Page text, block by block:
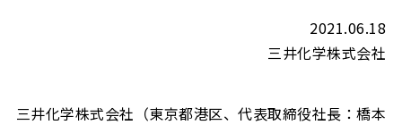
2021.06.18
三井化学株式会社
三井化学株式会社（東京都港区、代表取締役社長：橋本